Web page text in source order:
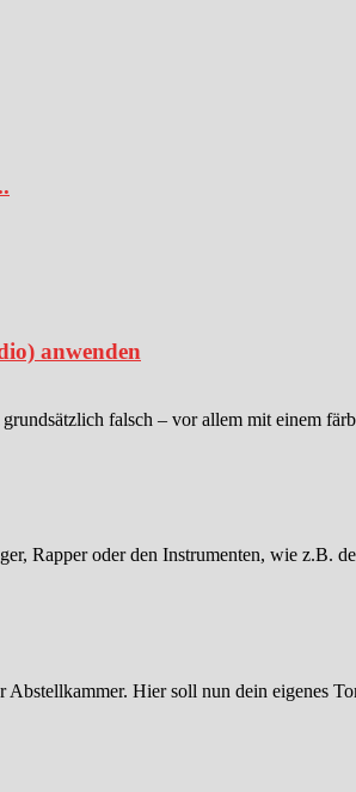
anwenden
falsch – vor allem mit einem
Rapper oder den Instrumenten, wie z.B.
Hier soll nun dein eigenes